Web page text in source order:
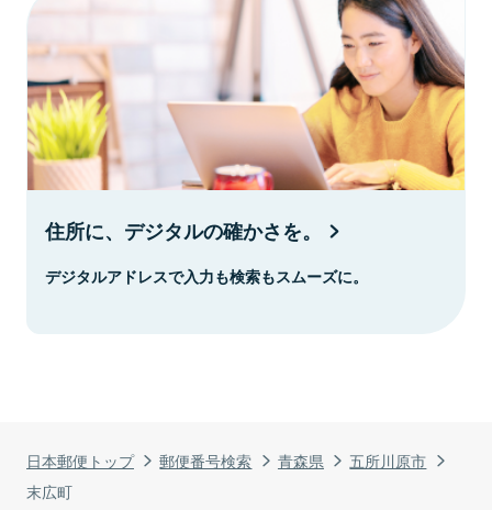
日本郵便トップ 郵便番号検索 青森県
五所川原市
末広町
住所に、デジタルの確かさを。
デジタルアドレスで入力も検索もスムーズに。